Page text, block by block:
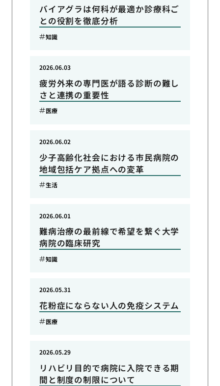
バイアグラは何科が最適か診療科ご
との役割を徹底分析
知識
疲労外来の専門医が語る診断の難し
さと連携の重要性
2026.06.03
医療
少子高齢化社会における市民病院の
地域包括ケア拠点への変革
2026.06.02
生活
難病治療の最前線で希望を繋ぐ大学
病院の臨床研究
2026.06.01
知識
花粉症にならない人の免疫システム
2026.05.31
医療
リハビリ目的で病院に入院できる期
間と制度の制限について
2026.05.29